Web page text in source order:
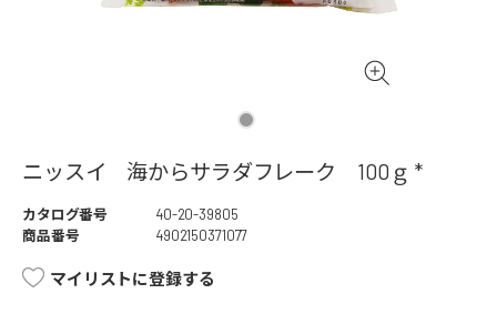
ニッスイ 海からサラダフレーク 100ｇ *
カタログ番号
40-20-39805
商品番号
4902150371077
マイリストに登録する